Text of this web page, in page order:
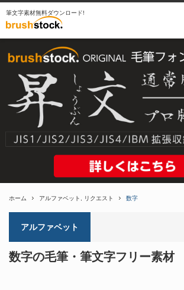
筆文字素材無料ダウンロード!
ホーム アルファベット , リクエスト 数字
アルファベット
数字の毛筆・筆文字フリー素材